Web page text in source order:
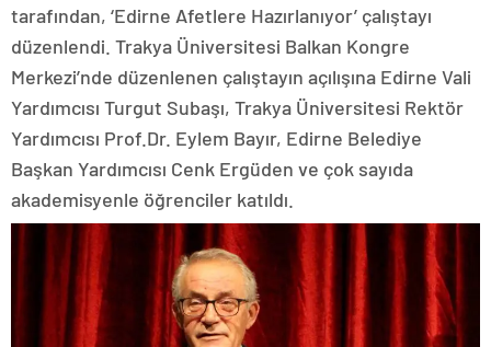
tarafından, ‘Edirne Afetlere Hazırlanıyor’ çalıştayı
düzenlendi. Trakya Üniversitesi Balkan Kongre
Merkezi’nde düzenlenen çalıştayın açılışına Edirne Vali
Yardımcısı Turgut Subaşı, Trakya Üniversitesi Rektör
Yardımcısı Prof.Dr. Eylem Bayır, Edirne Belediye
Başkan Yardımcısı Cenk Ergüden ve çok sayıda
akademisyenle öğrenciler katıldı.